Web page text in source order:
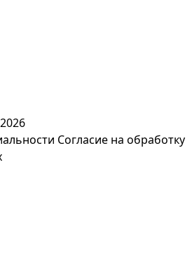
Согласие на обработку